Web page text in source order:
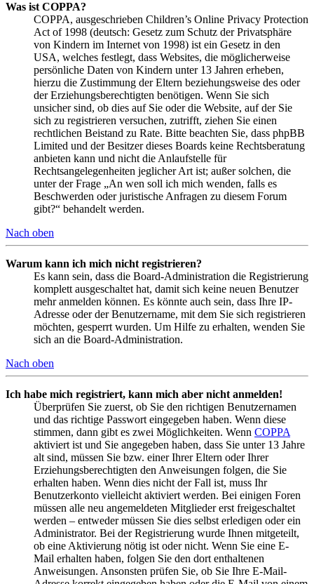
Was ist COPPA?
COPPA, ausgeschrieben Children’s Online Privacy Protection
Act of 1998 (deutsch: Gesetz zum Schutz der Privatsphäre
von Kindern im Internet von 1998) ist ein Gesetz in den
USA, welches festlegt, dass Websites, die möglicherweise
persönliche Daten von Kindern unter 13 Jahren erheben,
hierzu die Zustimmung der Eltern beziehungsweise des oder
der Erziehungsberechtigten benötigen. Wenn Sie sich
unsicher sind, ob dies auf Sie oder die Website, auf der Sie
sich zu registrieren versuchen, zutrifft, ziehen Sie einen
rechtlichen Beistand zu Rate. Bitte beachten Sie, dass phpBB
Limited und der Besitzer dieses Boards keine Rechtsberatung
anbieten kann und nicht die Anlaufstelle für
Rechtsangelegenheiten jeglicher Art ist; außer solchen, die
unter der Frage „An wen soll ich mich wenden, falls es
Beschwerden oder juristische Anfragen zu diesem Forum
gibt?“ behandelt werden.
Nach oben
Warum kann ich mich nicht registrieren?
Es kann sein, dass die Board-Administration die Registrierung
komplett ausgeschaltet hat, damit sich keine neuen Benutzer
mehr anmelden können. Es könnte auch sein, dass Ihre IP-
Adresse oder der Benutzername, mit dem Sie sich registrieren
möchten, gesperrt wurden. Um Hilfe zu erhalten, wenden Sie
sich an die Board-Administration.
Nach oben
Ich habe mich registriert, kann mich aber nicht anmelden!
Überprüfen Sie zuerst, ob Sie den richtigen Benutzernamen
und das richtige Passwort eingegeben haben. Wenn diese
stimmen, dann gibt es zwei Möglichkeiten. Wenn COPPA
aktiviert ist und Sie angegeben haben, dass Sie unter 13 Jahre
alt sind, müssen Sie bzw. einer Ihrer Eltern oder Ihrer
Erziehungsberechtigten den Anweisungen folgen, die Sie
erhalten haben. Wenn dies nicht der Fall ist, muss Ihr
Benutzerkonto vielleicht aktiviert werden. Bei einigen Foren
müssen alle neu angemeldeten Mitglieder erst freigeschaltet
werden – entweder müssen Sie dies selbst erledigen oder ein
Administrator. Bei der Registrierung wurde Ihnen mitgeteilt,
ob eine Aktivierung nötig ist oder nicht. Wenn Sie eine E-
Mail erhalten haben, folgen Sie den dort enthaltenen
Anweisungen. Ansonsten prüfen Sie, ob Sie Ihre E-Mail-